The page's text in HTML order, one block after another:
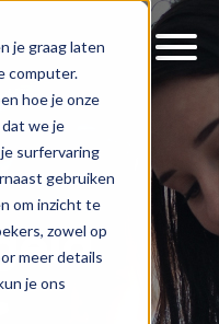
je graag laten
computer.
hoe je onze
we je
surfervaring
gebruiken
om inzicht te
zowel op
meer details
je ons